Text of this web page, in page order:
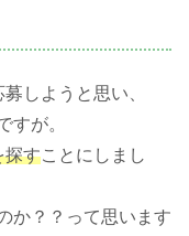
しようと思い、
すが。
探すことにしまし
か？？って思います